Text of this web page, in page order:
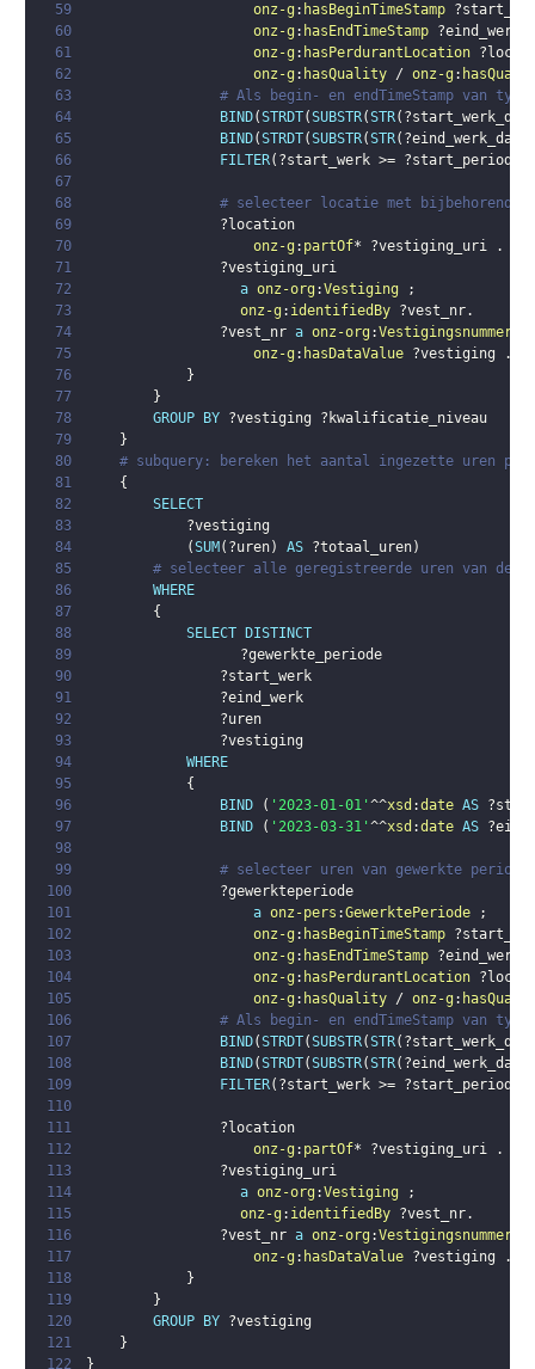
59
onz-g : hasBeginTimeStamp
60
onz-g : hasEndTimeStamp
61
onz-g : hasPerdurantLocation
62
onz-g : hasQuality / onz-g :
63
# Als begin- en endTimeStamp van
64
BIND(STRDT(SUBSTR(STR(
65
BIND(STRDT(SUBSTR(STR(
66
FILTER( ?start_werk >= ?start_periode
67
68
# selecteer locatie met bijbehorende
69
?location
70
onz-g : partOf* ?vestiging_uri
.
71
?vestiging_uri
72
a onz-org :Vestiging
;
73
onz-g : identifiedBy ?vest_nr.
74
?vest_nr a onz-org :Vestigingsnummer
75
onz-g : hasDataValue ?vestiging
.
76
}
77
}
78
GROUP BY ?vestiging
?kwalificatie_niveau
79
}
80
# subquery: bereken het aantal ingezette uren
81
{
82
SELECT
83
?vestiging
84
(SUM ( ?uren) AS ?totaal_uren)
85
# selecteer alle geregistreerde uren van de
86
WHERE
87
{
88
SELECT
DISTINCT
89
?gewerkte_periode
90
?start_werk
91
?eind_werk
92
?uren
93
?vestiging
94
WHERE
95
{
96
BIND ( '2023-01-01'^^xsd :date AS
97
BIND ( '2023-03-31'^^xsd :date AS
98
99
# selecteer uren van gewerkte periode
100
?gewerkteperiode
101
a onz-pers :GewerktePeriode
;
102
onz-g : hasBeginTimeStamp
103
onz-g : hasEndTimeStamp
104
onz-g : hasPerdurantLocation
105
onz-g : hasQuality / onz-g :
106
# Als begin- en endTimeStamp van
107
BIND(STRDT(SUBSTR(STR(
108
BIND(STRDT(SUBSTR(STR(
109
FILTER( ?start_werk >= ?start_periode
110
111
?location
112
onz-g : partOf* ?vestiging_uri
.
113
?vestiging_uri
114
a onz-org :Vestiging
;
115
onz-g : identifiedBy ?vest_nr.
116
?vest_nr a onz-org :Vestigingsnummer
117
onz-g : hasDataValue ?vestiging
.
118
}
119
}
120
GROUP BY ?vestiging
121
}
122
}